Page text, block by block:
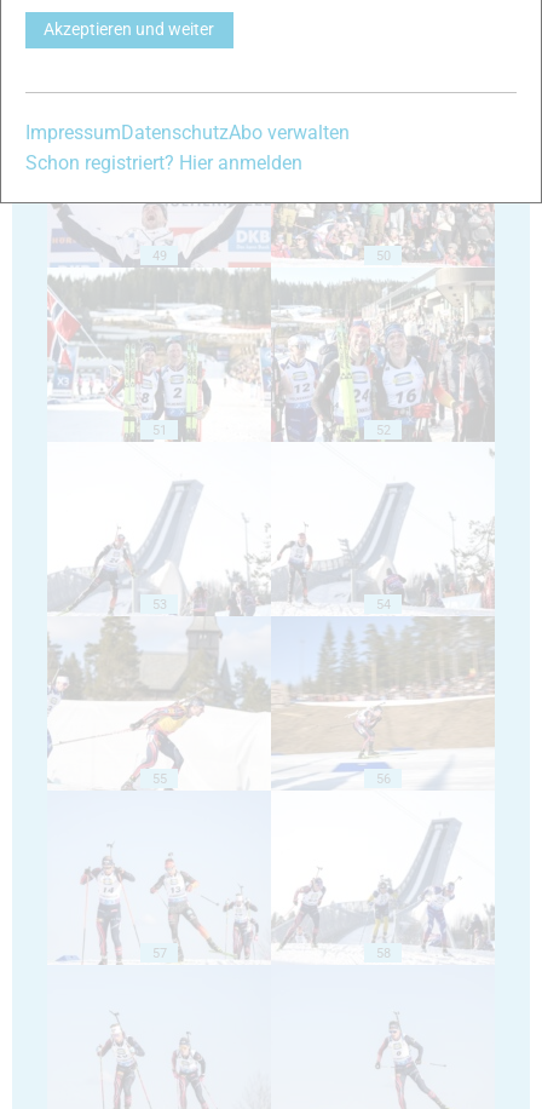
49 50
51 52
53 54
55 56
57 58
Akzeptieren und weiter
Impressum DatenschutzAbo verwalten
Schon registriert? Hier anmelden